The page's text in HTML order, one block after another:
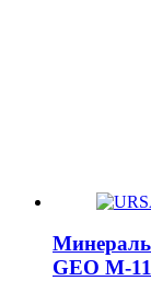
GEO М-